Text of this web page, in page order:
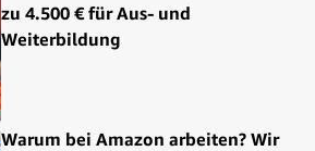
zu 4.500 € für Aus- und
Weiterbildung
Warum bei Amazon arbeiten? Wir